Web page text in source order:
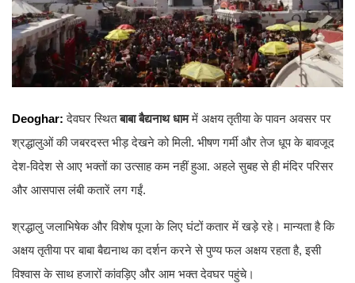
Deoghar: देवघर स्थितबाबा बैद्यनाथ धाममें अक्षय तृतीया के पावन अवसर पर
श्रद्धालुओं की जबरदस्त भीड़ देखने को मिली. भीषण गर्मी और तेज धूप के बावजूद
देश-विदेश से आए भक्तों का उत्साह कम नहीं हुआ. अहले सुबह से ही मंदिर परिसर
और आसपास लंबी कतारें लग गईं.
श्रद्धालु जलाभिषेक और विशेष पूजा के लिए घंटों कतार में खड़े रहे। मान्यता है कि
अक्षय तृतीया पर बाबा बैद्यनाथ का दर्शन करने से पुण्य फल अक्षय रहता है, इसी
विश्वास के साथ हजारों कांवड़िए और आम भक्त देवघर पहुंचे।